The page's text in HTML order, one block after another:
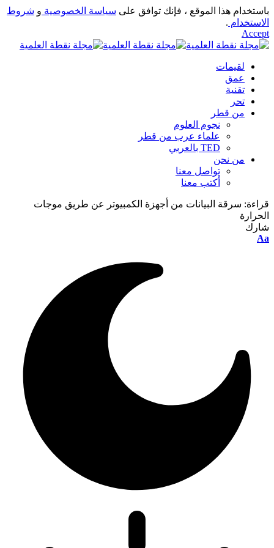
باستخدام هذا الموقع ، فإنك توافق على سياسة الخصوصية و شروط
الاستخدام .
Accept
لقيمات
عمق
تقنية
تحر
من قطر
نجوم العلوم
علماء عرب من قطر
TED بالعربي
من نحن
تواصل معنا
أكتب معنا
قراءة: سرقة البيانات من أجهزة الكمبيوتر عن طريق موجات
الحرارة
شارك
Font
Aa